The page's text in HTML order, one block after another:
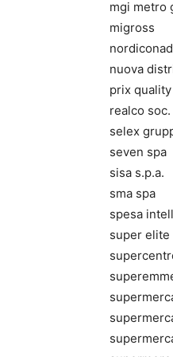
mgi metro
migross
nordiconad
nuova
prix
realco
selex
seven spa
sisa s.p.a.
sma spa
spesa
super elite